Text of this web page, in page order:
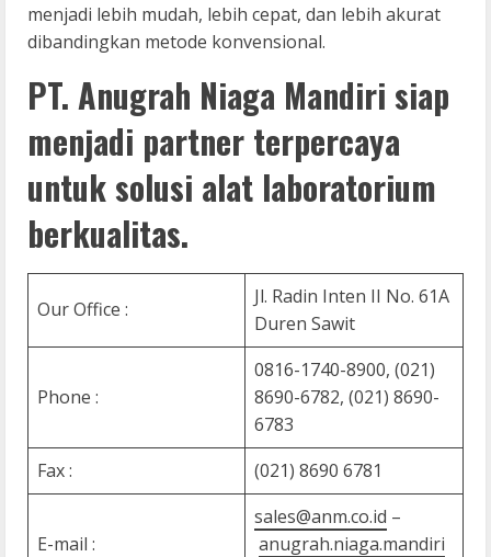
menjadi lebih mudah, lebih cepat, dan lebih akurat
dibandingkan metode konvensional.
PT. Anugrah Niaga Mandiri siap
menjadi partner terpercaya
untuk solusi alat laboratorium
berkualitas.
Our Office :
Jl. Radin Inten II No. 61A
Duren Sawit
Phone :
0816-1740-8900, (021)
8690-6782, (021) 8690-
6783
Fax :
(021) 8690 6781
E-mail :
sales@anm.co.id –
anugrah.niaga.mandiri